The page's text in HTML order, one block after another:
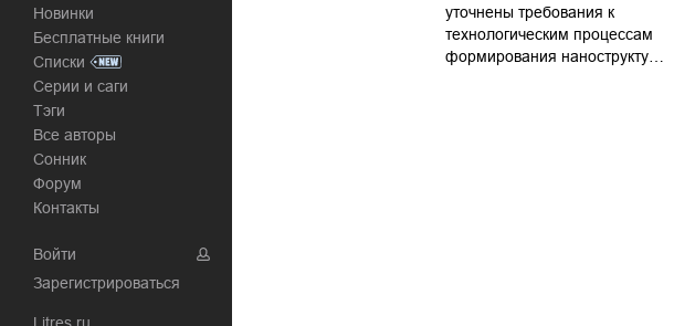
Новинки
Бесплатные книги
Списки
Серии и саги
Тэги
Все авторы
Сонник
Форум
Контакты
Войти
Зарегистрироваться
уточнены требования к
технологическим процессам
формирования нанострукту…